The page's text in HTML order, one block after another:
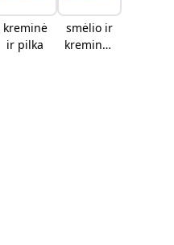
kreminė
ir pilka
smėlio ir
kreminės